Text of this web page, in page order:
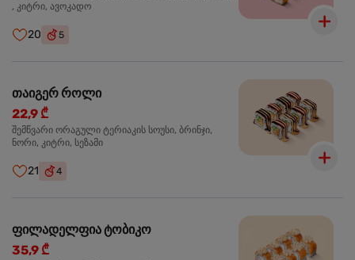
, კიტრი, ავოკადო
20 5
თაიგერ როლი
22,9 ₾
შემწვარი ორაგული ტერიაკის სოუსი, ბრინჯი,
ნორი, კიტრი, სეზამი
21 4
ფილადელფია ტობიკო
35,9 ₾